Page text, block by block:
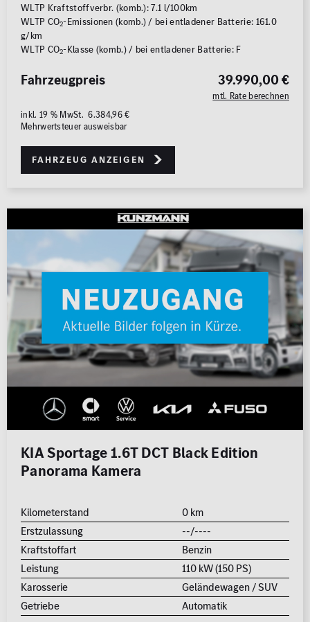
WLTP Kraftstoffverbr. (komb.): 7.1 l/100km
WLTP CO2-Emissionen (komb.) / bei entladener Batterie: 161.0
g/km
WLTP CO2-Klasse (komb.) / bei entladener Batterie: F
39.990,00 €
mtl. Rate berechnen
Fahrzeugpreis
inkl. 19 % MwSt. 6.384,96 €
Mehrwertsteuer ausweisbar
Fahrzeug anzeigen
KIA Sportage 1.6T DCT Black Edition
Panorama Kamera
Kilometerstand
0 km
Erstzulassung
--/----
Kraftstoffart
Benzin
Leistung
110 kW (150 PS)
Karosserie
Geländewagen / SUV
Getriebe
Automatik